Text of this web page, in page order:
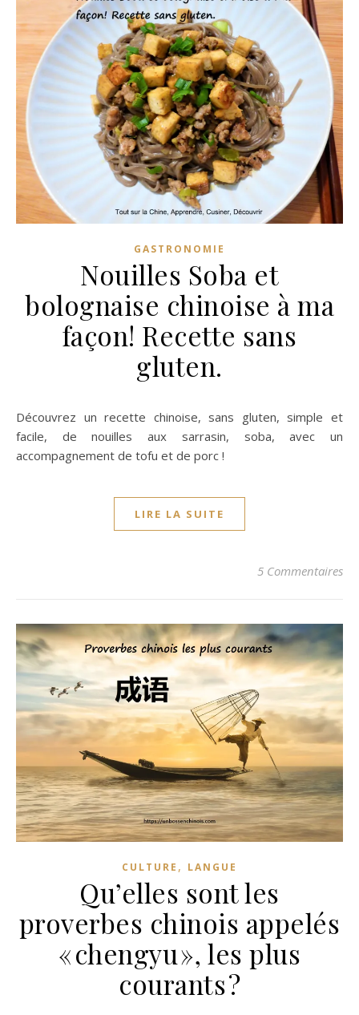
GASTRONOMIE
Nouilles Soba et
bolognaise chinoise à ma
façon! Recette sans
gluten.
Découvrez un recette chinoise, sans gluten, simple et
facile, de nouilles aux sarrasin, soba, avec un
accompagnement de tofu et de porc !
LIRE LA SUITE
5 Commentaires
CULTURE , LANGUE
Qu’elles sont les
proverbes chinois appelés
« chengyu », les plus
courants ?